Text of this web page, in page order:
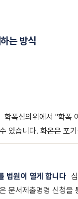
는 방식
학폭심의위에서 "학폭
있습니다. 화온은 포
법원이 열게 합니다
문서제출명령 신청